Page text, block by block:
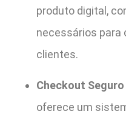
produto digital,
necessários
clientes.
Checkout
oferece um